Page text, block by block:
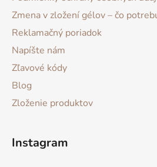
Zmena v zložení gélov – čo
Reklamačný poriadok
Napíšte nám
Zľavové kódy
Blog
Zloženie produktov
Instagram